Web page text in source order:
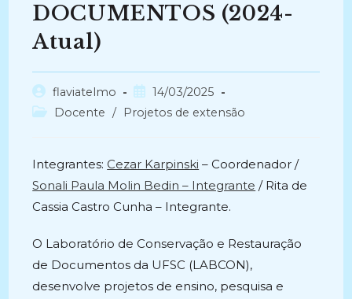
DOCUMENTOS (2024-
Atual)
Autor
do
flaviatelmo
Post
publicado:
14/03/2025
Categoria
Docente / Projetos de extensão
Integrantes: Cezar Karpinski – Coordenador /
Sonali Paula Molin Bedin – Integrante / Rita de
Cassia Castro Cunha – Integrante.
O Laboratório de Conservação e Restauração
de Documentos da UFSC (LABCON),
desenvolve projetos de ensino, pesquisa e